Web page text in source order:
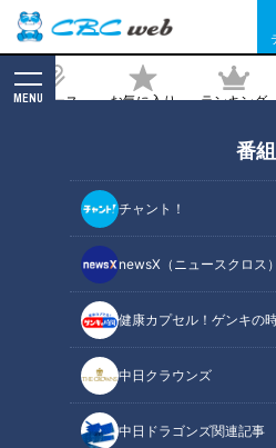
ニュース お気に入り ランキング
MENU
番
チャント！
newsX（ニュースクロス）
健康カプセル！ゲンキの
中日クラウンズ
中日ドラゴンズ関連記事
しレシピを紹介
2022/06/04 17:00